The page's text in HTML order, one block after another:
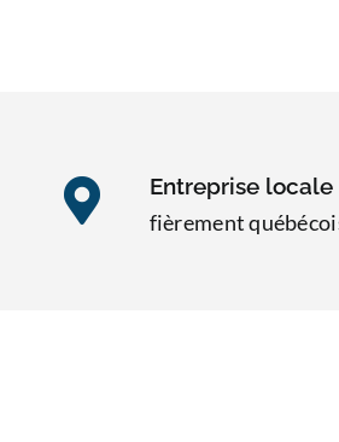
Entreprise locale
fièrement